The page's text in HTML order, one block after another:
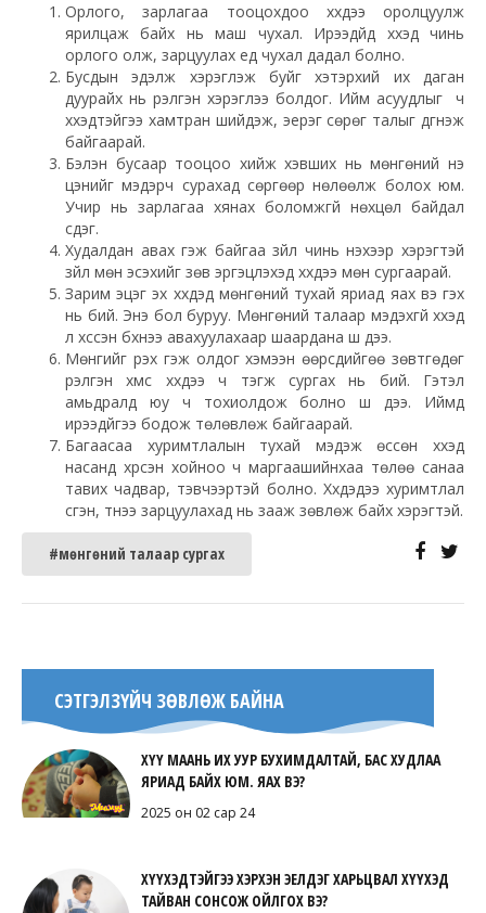
Орлого, зарлагаа тооцохдоо хүүхдээ оролцуулж
ярилцаж байх нь маш чухал. Ирээдүйд хүүхэд чинь
орлого олж, зарцуулах үед чухал дадал болно.
Бусдын эдэлж хэрэглэж буйг хэтэрхий их даган
дуурайх нь үрэлгэн хэрэглээ болдог. Ийм асуудлыг ч
хүүхэдтэйгээ хамтран шийдэж, эерэг сөрөг талыг дүгнэж
байгаарай.
Бэлэн бусаар тооцоо хийж хэвших нь мөнгөний үнэ
цэнийг мэдэрч сурахад сөргөөр нөлөөлж болох юм.
Учир нь зарлагаа хянах боломжгүй нөхцөл байдал
үүсдэг.
Худалдан авах гэж байгаа зүйл чинь үнэхээр хэрэгтэй
зүйл мөн эсэхийг зөв эргэцүүлэхэд хүүхдээ мөн сургаарай.
Зарим эцэг эх хүүхдэд мөнгөний тухай яриад яах вэ гэх
нь бий. Энэ бол буруу. Мөнгөний талаар мэдэхгүй хүүхэд
л хүссэн бүхнээ авахуулахаар шаардана шүү дээ.
Мөнгийг үрэх гэж олдог хэмээн өөрсдийгөө зөвтгөдөг
үрэлгэн хүмүүс хүүхдээ ч тэгж сургах нь бий. Гэтэл
амьдралд юу ч тохиолдож болно шүү дээ. Иймд
ирээдүйгээ бодож төлөвлөж байгаарай.
Багаасаа хуримтлалын тухай мэдэж өссөн хүүхэд
насанд хүрсэн хойноо ч маргаашийнхаа төлөө санаа
тавих чадвар, тэвчээртэй болно. Хүүхдэдээ хуримтлал
үүсгэн, түүнээ зарцуулахад нь зааж зөвлөж байх хэрэгтэй.
#мөнгөний талаар сургах
СЭТГЭЛЗҮЙЧ ЗӨВЛӨЖ БАЙНА
ХҮҮ МААНЬ ИХ УУР БУХИМДАЛТАЙ, БАС ХУДЛАА
ЯРИАД БАЙХ ЮМ. ЯАХ ВЭ?
2025 он 02 сар 24
ХҮҮХЭДТЭЙГЭЭ ХЭРХЭН ЭЕЛДЭГ ХАРЬЦВАЛ ХҮҮХЭД
ТАЙВАН СОНСОЖ ОЙЛГОХ ВЭ?